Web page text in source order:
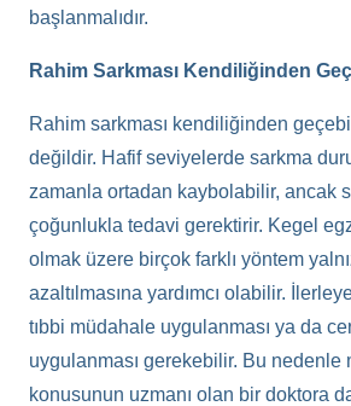
başlanmalıdır.
Rahim Sarkması Kendiliğinden
Rahim sarkması kendiliğinden
değildir. Hafif seviyelerde sarkma
zamanla ortadan kaybolabilir, ancak
çoğunlukla tedavi gerektirir. Kegel
olmak üzere birçok farklı yöntem
azaltılmasına yardımcı olabilir.
tıbbi müdahale uygulanması ya da
uygulanması gerekebilir. Bu nedenle
konusunun uzmanı olan bir doktora